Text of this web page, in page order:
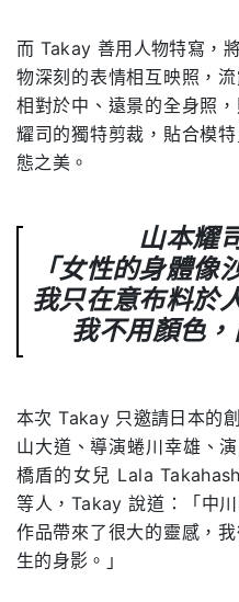
而 Takay 善用人物特寫，
物深刻的表情相互映照，
相對於中、遠景的全身照
耀司的獨特剪裁，貼合模
態之美。
山本耀
「女性的身體像
我只在意布料於
我不用顏色，
本次 Takay 只邀請日本的
山大道、導演蜷川幸雄、
橋盾的女兒 Lala
等人，Takay 說道：「中
作品帶來了很大的靈感，
生的身影。」